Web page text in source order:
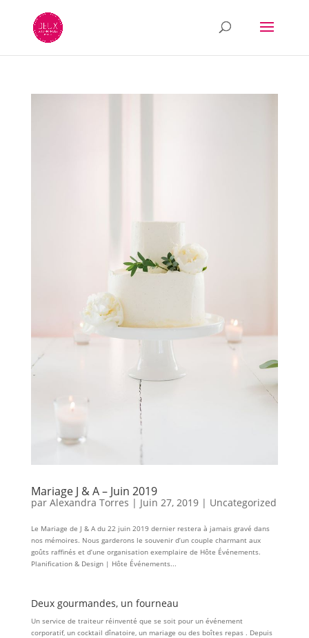
Mariage J & A – Juin 2019
par Alexandra Torres | Juin 27, 2019| Uncategorized
Le Mariage de J & A du 22 juin 2019 dernier restera à jamais gravé dans
nos mémoires. Nous garderons le souvenir d’un couple charmant aux
goûts raffinés et d’une organisation exemplaire de Hôte Événements.
Planification & Design | Hôte Événements...
Deux gourmandes, un fourneau
Un service de traiteur réinventé que se soit pour un événement
corporatif, un cocktail dînatoire, un mariage ou des boîtes repas . Depuis